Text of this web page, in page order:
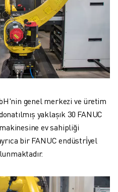
genel merkezi ve üretim
yaklaşık 30 FANUC
ev sahipliği
bir FANUC endüstri̇yel